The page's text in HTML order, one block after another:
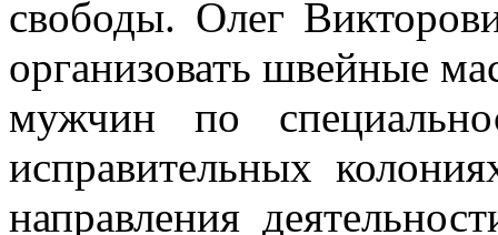
свободы. Олег
организовать швейные
мужчин по
исправительных
направления